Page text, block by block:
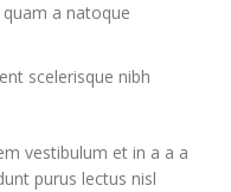
a natoque
scelerisque nibh
vestibulum et in a a a
purus lectus nisl